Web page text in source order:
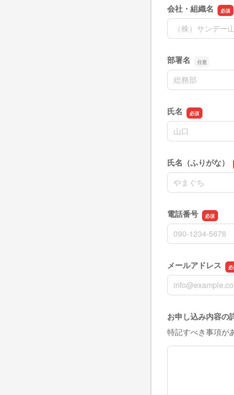
会社・組織名
会社・組織名
部署名
部署名
氏名
名前の姓
氏名（ふりがな）
名前の姓
電話番号
電話番号
メールアドレス
メールアドレス
お申し込み内容の
特記すべき事項が
お申し込み内容の詳